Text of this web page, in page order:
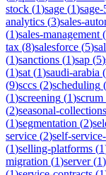
stock (1)sage (1)sage-
analytics (3)sales-
(1)sales-management (
tax (8)salesforce (5)
(1)sanctions (1)sap (5)
(1)sat (1)saudi-arabia (
(9)sccs (2)scheduling (
(1)screening (1)scrum
(2)seasonal-collections
(1)segmentation (2)
service (2)self-
(1)selling-platforms (1
migration (1)server(1)